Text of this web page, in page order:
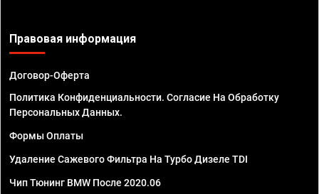
Правовая информация
Договор-Оферта
Политика Конфиденциальности. Согласие На Обработку
Персональных Данных.
Формы Оплаты
Удаление Сажевого Фильтра На Турбо Дизеле TDI
Чип Тюнинг BMW После 2020.06